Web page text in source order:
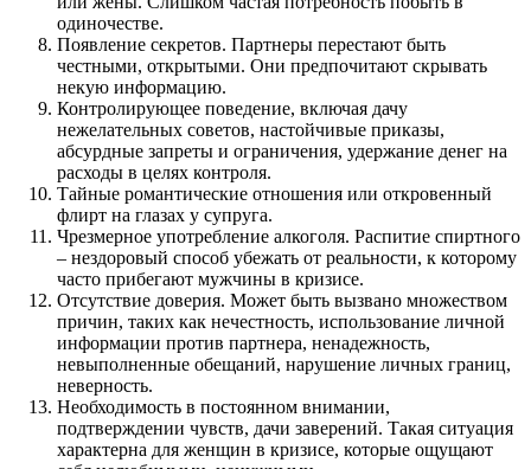
одиночестве.
Появление секретов. Партнеры перестают быть
честными, открытыми. Они предпочитают скрывать
некую информацию.
Контролирующее поведение, включая дачу
нежелательных советов, настойчивые приказы,
абсурдные запреты и ограничения, удержание денег на
расходы в целях контроля.
Тайные романтические отношения или откровенный
флирт на глазах у супруга.
Чрезмерное употребление алкоголя. Распитие спиртного
– нездоровый способ убежать от реальности, к которому
часто прибегают мужчины в кризисе.
Отсутствие доверия. Может быть вызвано множеством
причин, таких как нечестность, использование личной
информации против партнера, ненадежность,
невыполненные обещаний, нарушение личных границ,
неверность.
Необходимость в постоянном внимании,
подтверждении чувств, дачи заверений. Такая ситуация
характерна для женщин в кризисе, которые ощущают